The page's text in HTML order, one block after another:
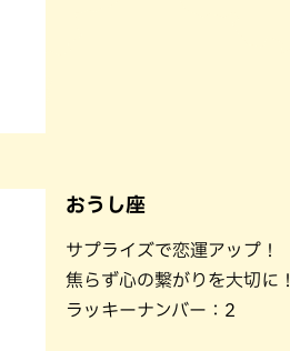
おうし座
サプライズで恋運アップ！
焦らず心の繋がりを大切に！
ラッキーナンバー：2